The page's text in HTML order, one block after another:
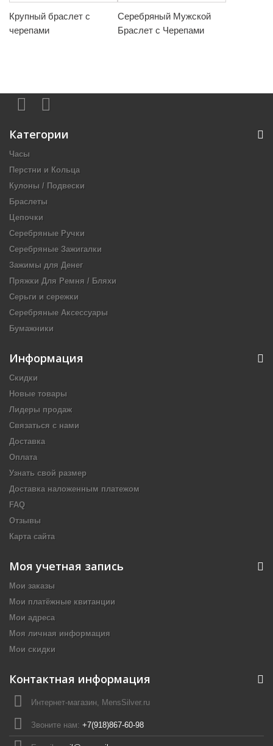
Крупный браслет с
черепами
Серебряный Мужской
Браслет с Черепами
Категории
Часы
Перстни и Кольца
Кулоны / Подвески
Браслеты
Цепочки
Серебряные Ручки
Серебряные Зажигалки
Зажимы для Денег
Пряжки Для Ремня / Бляхи
Серьги и сережки
Серебряные Аксессуары
Бумажники
Информация
Скидки
Новые товары
Лидеры продаж
Связаться с нами
Доставка
Оплата
Узнать свой размер
Доставка наложенным платежом
FAQ
Отзывы
Карта сайта
Моя учетная запись
Мои заказы
Мои платёжные квитанции
Мои адреса
Моя личная информация
Мои скидки
Контактная информация
Интернет-магазин, MensSilver.ru
Звоните нам: +7(918)867-60-98